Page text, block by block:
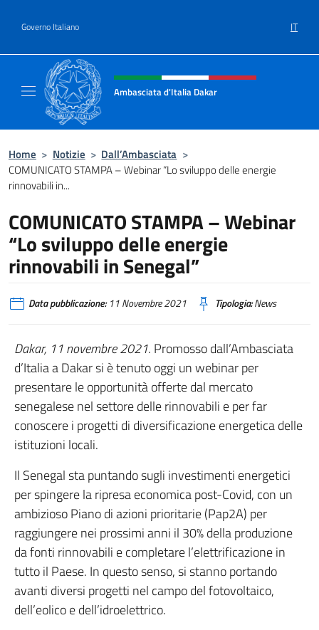
Governo Italiano IT
Intestazione sito, social e menù
Ambasciata d'Italia Dakar
Home > Notizie > Dall’Ambasciata >
COMUNICATO STAMPA – Webinar “Lo sviluppo delle energie
rinnovabili in...
COMUNICATO STAMPA – Webinar
“Lo sviluppo delle energie
rinnovabili in Senegal”
Data pubblicazione:11 Novembre 2021 Tipologia:News
Dakar, 11 novembre 2021. Promosso dall’Ambasciata
d’Italia a Dakar si è tenuto oggi un webinar per
presentare le opportunità offerte dal mercato
senegalese nel settore delle rinnovabili e per far
conoscere i progetti di diversificazione energetica delle
istituzioni locali.
Il Senegal sta puntando sugli investimenti energetici
per spingere la ripresa economica post-Covid, con un
ambizioso Piano di azioni prioritarie (Pap2A) per
raggiungere nei prossimi anni il 30% della produzione
da fonti rinnovabili e completare l’elettrificazione in
tutto il Paese. In questo senso, si stanno portando
avanti diversi progetti nel campo del fotovoltaico,
dell’eolico e dell’idroelettrico.